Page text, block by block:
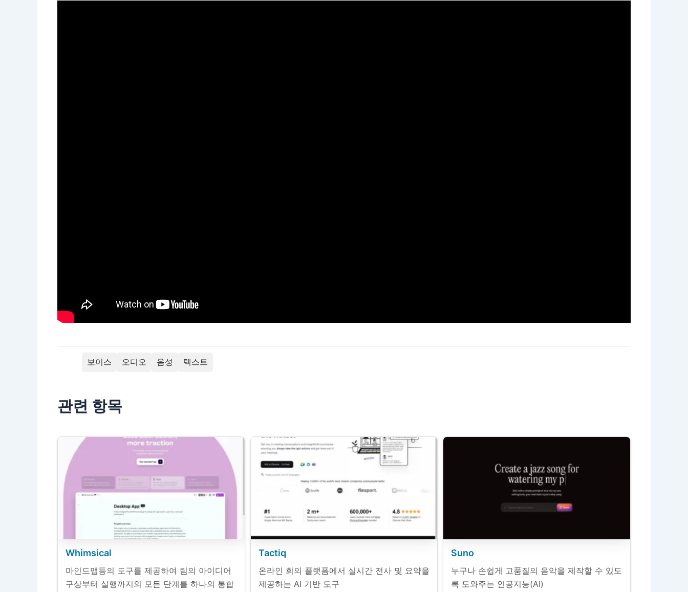
보이스 오디오 음성 텍스트
관련 항목
Whimsical
마인드맵등의 도구를 제공하여 팀의 아이디어
구상부터 실행까지의 모든 단계를 하나의 통합
Tactiq
온라인 회의 플랫폼에서 실시간 전사 및 요약을
제공하는 AI 기반 도구
Suno
누구나 손쉽게 고품질의 음악을 제작할 수 있도
록 도와주는 인공지능(AI)